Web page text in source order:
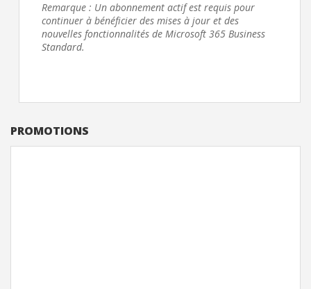
PROMOTIONS
Remarque : Un abonnement actif est requis pour
continuer à bénéficier des mises à jour et des
nouvelles fonctionnalités de Microsoft 365 Business
Standard.